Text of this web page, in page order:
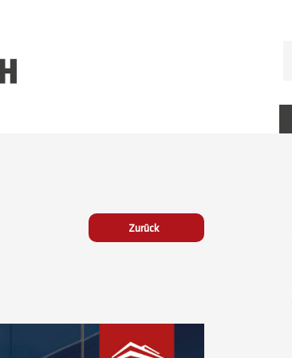
Zurück